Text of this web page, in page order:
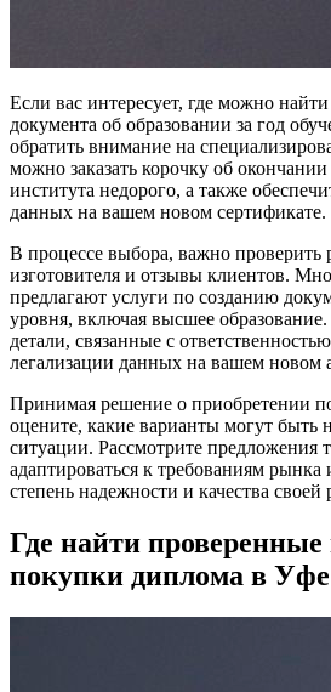
Если вас интересует, где можно
документа об образовании за год
обратить внимание на
можно заказать корочку об
института недорого, а также
данных на вашем новом сертификате.
В процессе выбора, важно
изготовителя и отзывы клиентов.
предлагают услуги по созданию
уровня, включая высшее
детали, связанные с
легализации данных на вашем новом
Принимая решение о приобретении
оцените, какие варианты могут
ситуации. Рассмотрите предложения
адаптироваться к требованиям
степень надежности и качества своей
Где найти
покупки диплома в